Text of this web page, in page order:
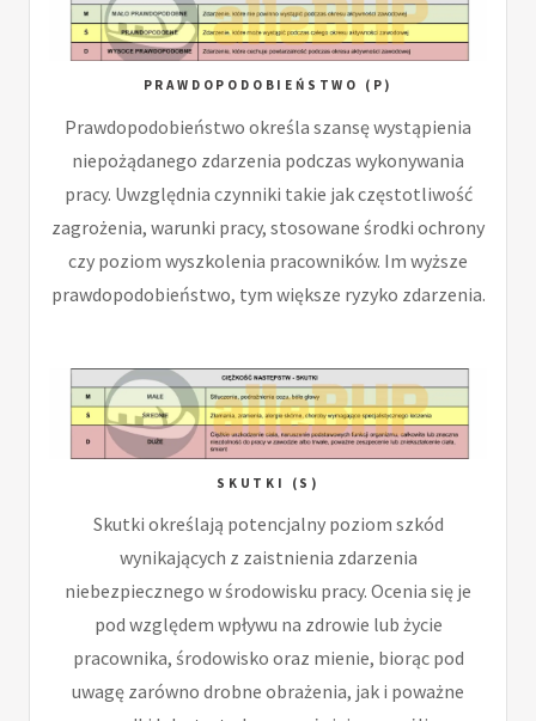
PRAWDOPODOBIEŃSTWO (P)
Prawdopodobieństwo określa szansę wystąpienia
niepożądanego zdarzenia podczas wykonywania
pracy. Uwzględnia czynniki takie jak częstotliwość
zagrożenia, warunki pracy, stosowane środki ochrony
czy poziom wyszkolenia pracowników. Im wyższe
prawdopodobieństwo, tym większe ryzyko zdarzenia.
SKUTKI (S)
Skutki określają potencjalny poziom szkód
wynikających z zaistnienia zdarzenia
niebezpiecznego w środowisku pracy. Ocenia się je
pod względem wpływu na zdrowie lub życie
pracownika, środowisko oraz mienie, biorąc pod
uwagę zarówno drobne obrażenia, jak i poważne